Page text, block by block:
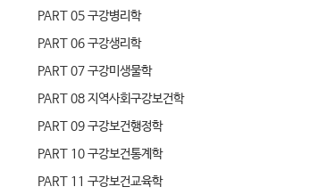
PART 05 구강병리학
PART 06 구강생리학
PART 07 구강미생물학
PART 08 지역사회구강보건학
PART 09 구강보건행정학
PART 10 구강보건통계학
PART 11 구강보건교육학